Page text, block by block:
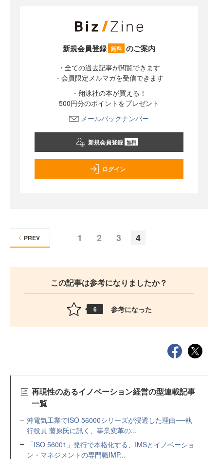
新規会員登録 無料 のご案内
・全ての過去記事が閲覧できます
・会員限定メルマガを受信できます
・翔泳社の本が買える！
500円分のポイントをプレゼント
メールバックナンバー
新規会員登録 無料
ログイン
1 2 3 4
PREV
この記事は参考になりましたか？
6 参考になった
再現性のあるイノベーション経営の型連載記事
一覧
沖電気工業でISO 56000シリーズが浸透した理由──執
行役員 藤原氏に訊く、事業変革の...
「ISO 56001」発行で本格化する、IMSとイノベーショ
ン・マネジメントの専門職IMP...